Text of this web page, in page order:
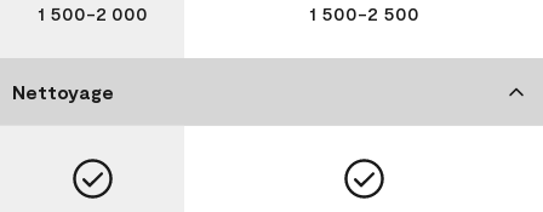
1 500-2 000 1 500-2 500
Nettoyage